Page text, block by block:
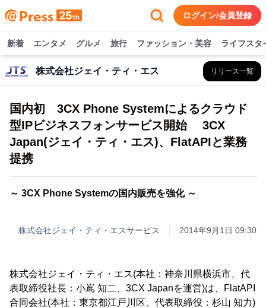
ログイン/会員登録
新着 エンタメ グルメ 旅行 ファッション・美容 ライフスタ
株式会社ジェイ・ティ・エス リリース一覧
国内初 3CX Phone Systemによるクラウド
型IPビジネスフォンサービス開始 3CX
Japan(ジェイ・ティ・エス)、FlatAPIと業務
提携
～ 3CX Phone Systemの国内販売を強化 ～
株式会社ジェイ・ティ・エスサービス 2014年9月1日 09:30
株式会社ジェイ・ティ・エス(本社：神奈川県横浜市、代
表取締役社長：小嶌 知二、3CX Japanを運営)は、FlatAPI
合同会社(本社：東京都江戸川区、代表取締役：杉山 知力)